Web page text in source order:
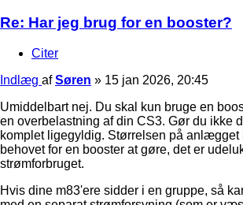
Re: Har jeg brug for en booster?
Citer
Indlæg afSøren » 15 jan 2026, 20:45
Umiddelbart nej. Du skal kun bruge en
en overbelastning af din CS3. Gør du ikke
komplet ligegyldig. Størrelsen på anlægget
behovet for en booster at gøre, det er
strømforbruget.
Hvis dine m83'ere sidder i en gruppe, så